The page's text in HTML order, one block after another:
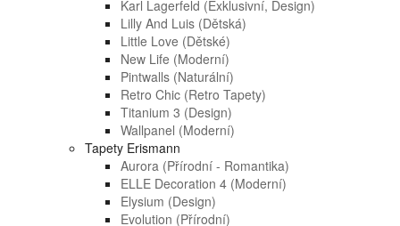
Karl Lagerfeld (exklusivní, Design)
Lilly And Luis (dětská)
Little Love (dětské)
New Life (moderní)
Pintwalls (naturální)
Retro Chic (retro Tapety)
Titanium 3 (design)
Wallpanel (moderní)
Tapety Erismann
Aurora (přírodní - Romantika)
ELLE Decoration 4 (moderní)
Elysium (design)
Evolution (přírodní)